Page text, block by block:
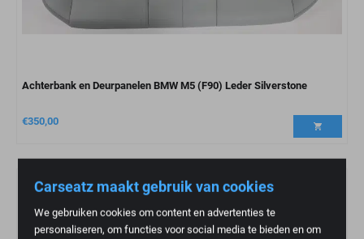
Carseatz maakt gebruik van cookies
We gebruiken cookies om content en advertenties te
personaliseren, om functies voor social media te bieden en om
Achterbank en Deurpanelen BMW M5 (F90) Leder Silverstone
€350,00
Verkocht